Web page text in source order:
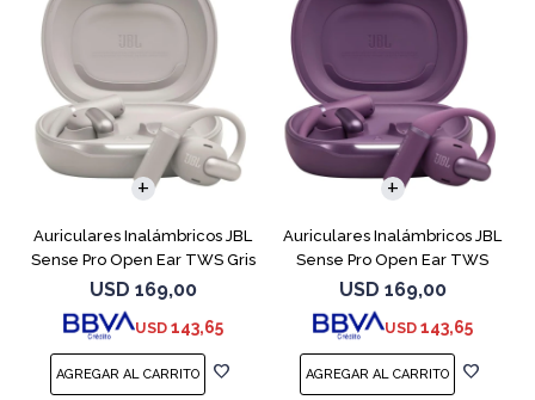
Auriculares Inalámbricos JBL
Sense Pro Open Ear TWS Gris
USD 169,00
USD 143,65
Auriculares Inalámbricos JBL
Sense Pro Open Ear TWS
Purple
USD 169,00
USD 143,65